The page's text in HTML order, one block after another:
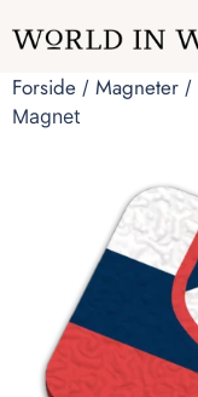
Forside / Magneter /
Magnet